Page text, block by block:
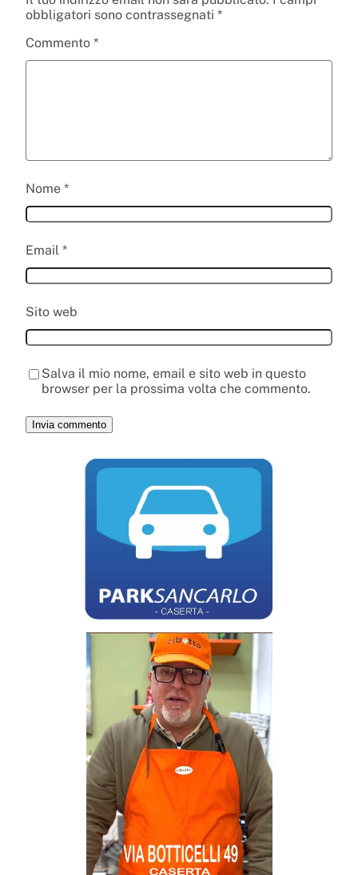
obbligatori sono contrassegnati *
Commento *
Nome *
Email *
Sito web
Salva il mio nome, email e sito web in questo
browser per la prossima volta che commento.